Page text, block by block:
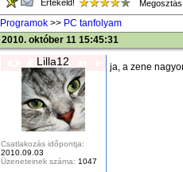
Értékeld!
Programok >> PC tanfolyam
2010. október 11 15:45:31
Lilla12
Csatlakozás időpontja:
2010.09.03
Üzeneteinek száma: 1047
ja, a zene